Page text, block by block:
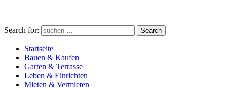
Search for: Search
Startseite
Bauen & Kaufen
Garten & Terrasse
Leben & Einrichten
Mieten & Vermieten